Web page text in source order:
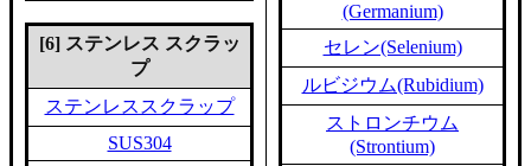
[6] ステンレス スクラッ
プ
ステンレススクラップ
SUS304
(Germanium)
セレン(Selenium)
ルビジウム(Rubidium)
ストロンチウム
(Strontium)